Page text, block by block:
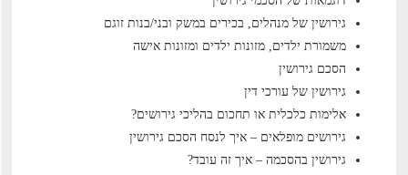
גירושין של מנהלים, בכירים במשק ובני/בנות זוגם
משמורת ילדים, מזונות ילדים ומזונות אישה
הסכם גירושין
גירושין של עורכי דין
אלימות כלכלית או תחכום בהליכי גירושים?
גירושים מופלאים – איך לנסח הסכם גירושין
גירושין בהסכמה – איך זה עובד?